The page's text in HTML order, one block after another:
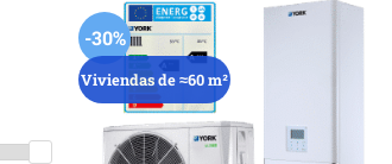
-30%
Viviendas de ≈60 m²